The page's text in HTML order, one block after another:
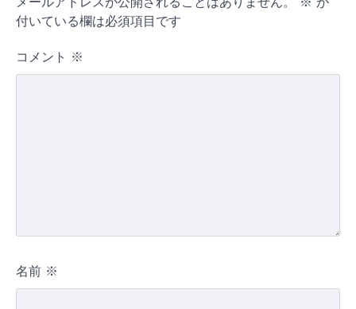
付いている欄は必須項目です
コメント ※
名前 ※